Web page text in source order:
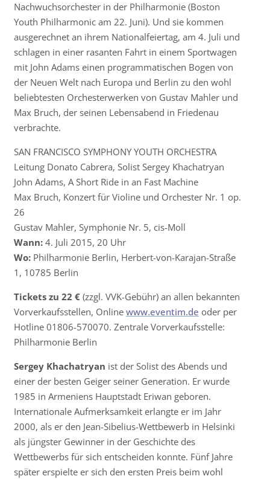
Nachwuchsorchester in der Philharmonie (Boston
Youth Philharmonic am 22. Juni). Und sie kommen
ausgerechnet an ihrem Nationalfeiertag, am 4. Juli und
schlagen in einer rasanten Fahrt in einem Sportwagen
mit John Adams einen programmatischen Bogen von
der Neuen Welt nach Europa und Berlin zu den wohl
beliebtesten Orchesterwerken von Gustav Mahler und
Max Bruch, der seinen Lebensabend in Friedenau
verbrachte.
SAN FRANCISCO SYMPHONY YOUTH ORCHESTRA
Leitung Donato Cabrera, Solist Sergey Khachatryan
John Adams, A Short Ride in an Fast Machine
Max Bruch, Konzert für Violine und Orchester Nr. 1 op.
26
Gustav Mahler, Symphonie Nr. 5, cis-Moll
Wann:4. Juli 2015, 20 Uhr
Wo:Philharmonie Berlin, Herbert-von-Karajan-Straße
1, 10785 Berlin
Tickets zu 22 €(zzgl. VVK-Gebühr) an allen bekannten
Vorverkaufsstellen, Online www.eventim.de oder per
Hotline 01806-570070. Zentrale Vorverkaufsstelle:
Philharmonie Berlin
Sergey Khachatryan ist der Solist des Abends und
einer der besten Geiger seiner Generation. Er wurde
1985 in Armeniens Hauptstadt Eriwan geboren.
Internationale Aufmerksamkeit erlangte er im Jahr
2000, als er den Jean-Sibelius-Wettbewerb in Helsinki
als jüngster Gewinner in der Geschichte des
Wettbewerbs für sich entscheiden konnte. Fünf Jahre
später erspielte er sich den ersten Preis beim wohl